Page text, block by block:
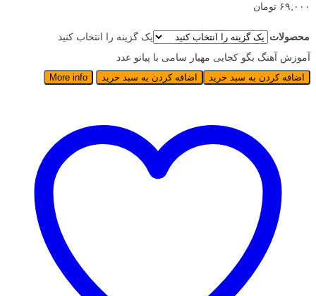
۶۹,۰۰۰ تومان
محصولات
یک گزینه را انتخاب کنید
آموزش آهنگ بگو کجایی مهیار سامی با پیانو عدد
اضافه کردن به سبد خرید اضافه کردن به سبد خرید More info